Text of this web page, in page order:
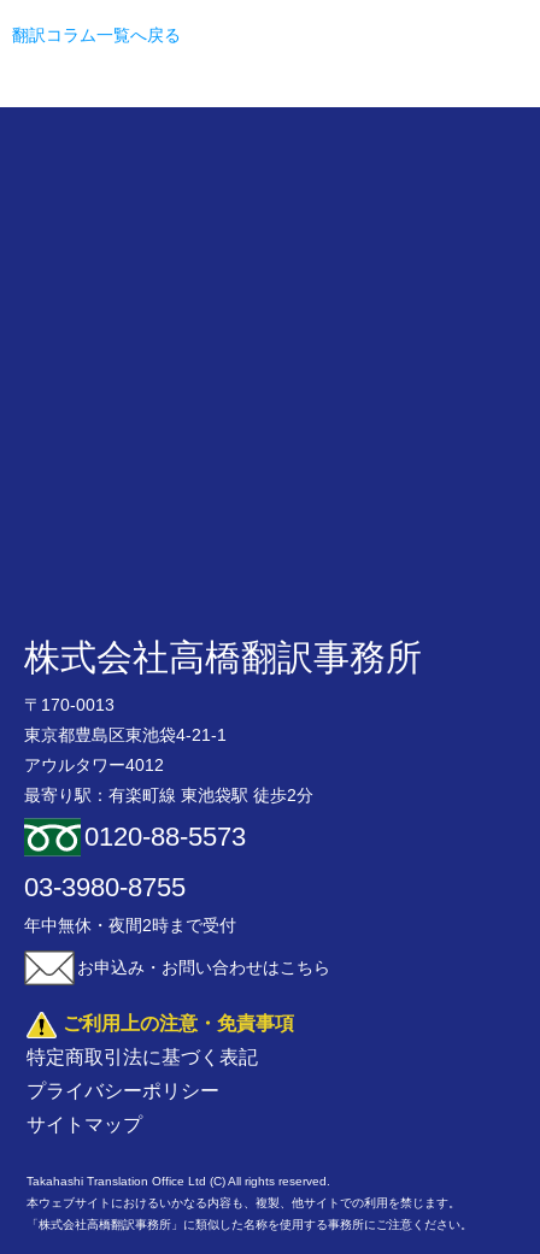
株式会社高橋翻訳事務所
〒170-0013
東京都豊島区東池袋4-21-1
アウルタワー4012
最寄り駅：有楽町線 東池袋駅 徒歩2分
0120-88-5573
03-3980-8755
年中無休・夜間2時まで受付
お申込み・お問い合わせはこちら
ご利用上の注意・免責事項
特定商取引法に基づく表記
プライバシーポリシー
サイトマップ
Takahashi Translation Office Ltd (C) All rights reserved.
本ウェブサイトにおけるいかなる内容も、複製、他サイトでの利用を禁じます。
「株式会社高橋翻訳事務所」に類似した名称を使用する事務所にご注意ください。